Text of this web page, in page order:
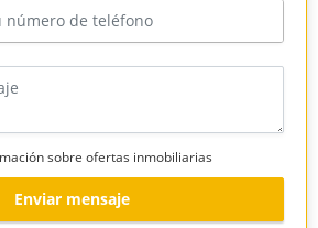
sobre ofertas inmobiliarias
Enviar mensaje